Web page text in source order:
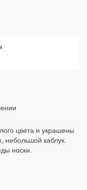
цвета и украшены
небольшой каблук.
носки.